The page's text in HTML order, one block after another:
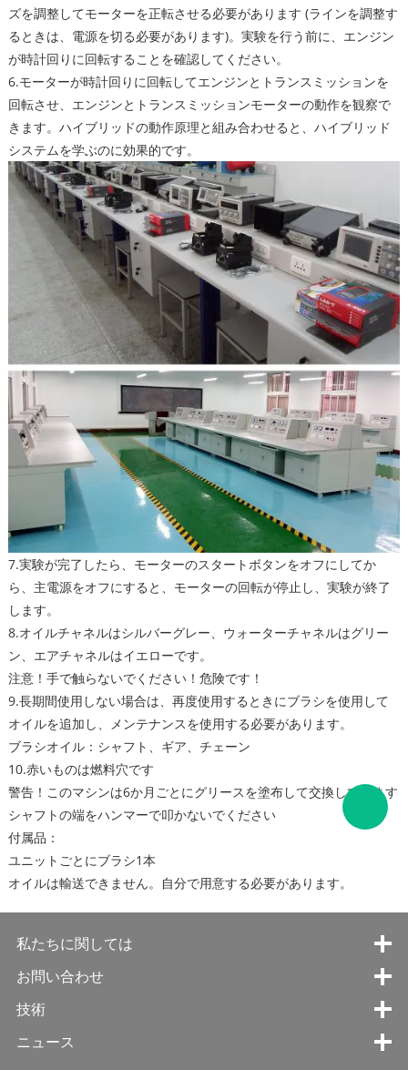
ズを調整してモーターを正転させる必要があります (ラインを調整す
るときは、電源を切る必要があります)。実験を行う前に、エンジン
が時計回りに回転することを確認してください。
6.モーターが時計回りに回転してエンジンとトランスミッションを
回転させ、エンジンとトランスミッションモーターの動作を観察で
きます。ハイブリッドの動作原理と組み合わせると、ハイブリッド
システムを学ぶのに効果的です。
7.実験が完了したら、モーターのスタートボタンをオフにしてか
ら、主電源をオフにすると、モーターの回転が停止し、実験が終了
します。
8.オイルチャネルはシルバーグレー、ウォーターチャネルはグリー
ン、エアチャネルはイエローです。
注意！手で触らないでください！危険です！
9.長期間使用しない場合は、再度使用するときにブラシを使用して
オイルを追加し、メンテナンスを使用する必要があります。
ブラシオイル：シャフト、ギア、チェーン
10.赤いものは燃料穴です
警告！このマシンは6か月ごとにグリースを塗布して交換しています
シャフトの端をハンマーで叩かないでください
付属品：
ユニットごとにブラシ1本
オイルは輸送できません。自分で用意する必要があります。
私たちに関しては
お問い合わせ
技術
ニュース